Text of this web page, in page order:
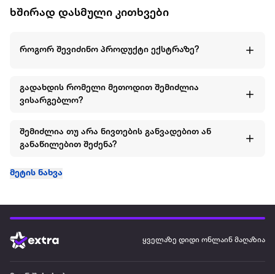
ხშირად დასმული კითხვები
როგორ შევიძინო პროდუქტი ექსტრაზე?
გადახდის რომელი მეთოდით შემიძლია
ვისარგებლო?
შემიძლია თუ არა ნივთების განვადებით ან
განაწილებით შეძენა?
მეტის ნახვა
ყველაზე დიდი ონლაინ მაღაზია